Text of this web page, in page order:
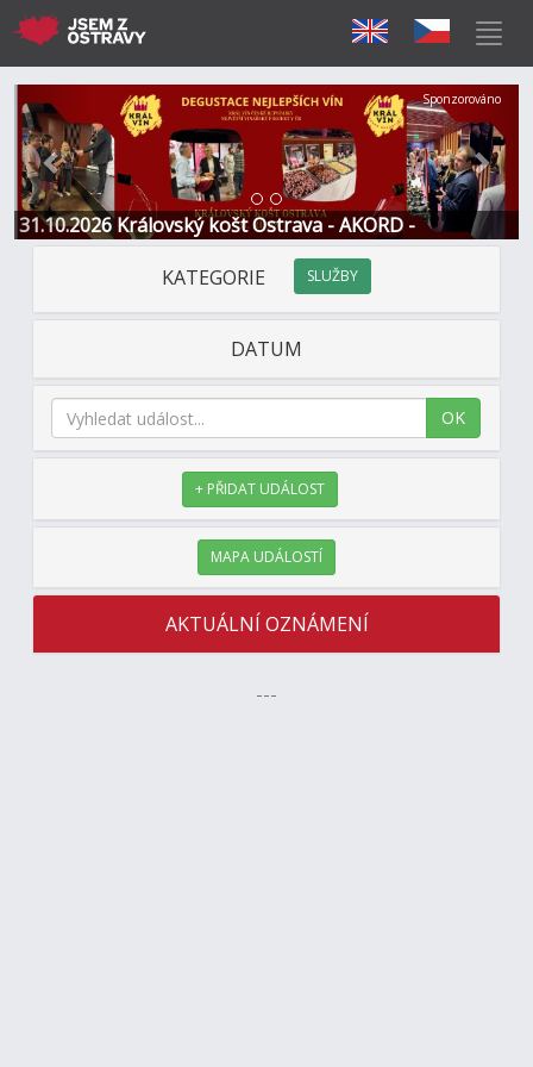
31.10.2026 Královský košt Ostrava - AKORD -
Restaurace a Hotel
Předchozí Další
Sponzorováno
KATEGORIE SLUŽBY
DATUM
OK
+ PŘIDAT UDÁLOST
MAPA UDÁLOSTÍ
AKTUÁLNÍ OZNÁMENÍ
---